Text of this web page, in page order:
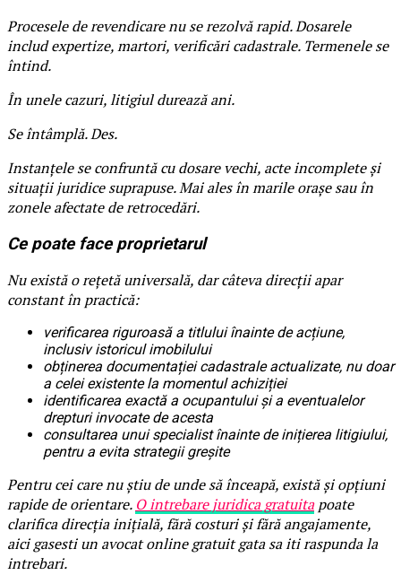
Procesele de revendicare nu se rezolvă rapid. Dosarele
includ expertize, martori, verificări cadastrale. Termenele se
întind.
În unele cazuri, litigiul durează ani.
Se întâmplă. Des.
Instanțele se confruntă cu dosare vechi, acte incomplete și
situații juridice suprapuse. Mai ales în marile orașe sau în
zonele afectate de retrocedări.
Ce poate face proprietarul
Nu există o rețetă universală, dar câteva direcții apar
constant în practică:
verificarea riguroasă a titlului înainte de acțiune,
inclusiv istoricul imobilului
obținerea documentației cadastrale actualizate, nu doar
a celei existente la momentul achiziției
identificarea exactă a ocupantului și a eventualelor
drepturi invocate de acesta
consultarea unui specialist înainte de inițierea litigiului,
pentru a evita strategii greșite
Pentru cei care nu știu de unde să înceapă, există și opțiuni
rapide de orientare. O intrebare juridica gratuitapoate
clarifica direcția inițială, fără costuri și fără angajamente,
aici gasesti un avocat online gratuit gata sa iti raspunda la
intrebari.